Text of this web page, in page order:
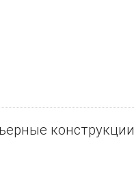
конструкции